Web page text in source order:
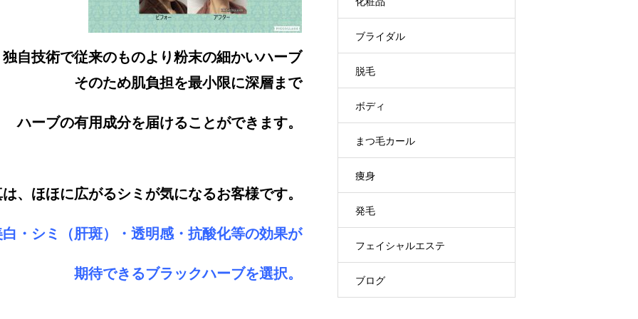
独自技術で従来のものより粉末の細かいハーブ
そのため肌負担を最小限に深層まで
ハーブの有用成分を届けることができます。
、ほほに広がるシミが気になるお客様です。
白・シミ（肝斑）・透明感・抗酸化等の効果が
期待できるブラックハーブを選択。
ブライダル
脱毛
ボディ
まつ毛カール
痩身
発毛
フェイシャルエステ
ブログ